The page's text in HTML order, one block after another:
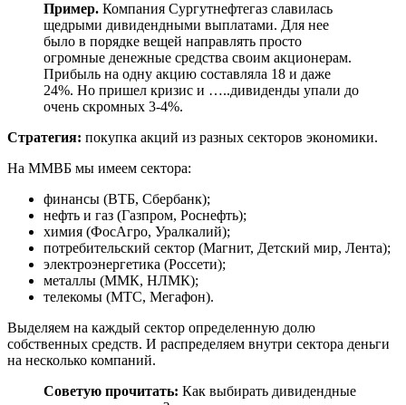
Пример. Компания Сургутнефтегаз славилась
щедрыми дивидендными выплатами. Для нее
было в порядке вещей направлять просто
огромные денежные средства своим акционерам.
Прибыль на одну акцию составляла 18 и даже
24%. Но пришел кризис и …..дивиденды упали до
очень скромных 3-4%.
Стратегия: покупка акций из разных секторов экономики.
На ММВБ мы имеем сектора:
финансы (ВТБ, Сбербанк);
нефть и газ (Газпром, Роснефть);
химия (ФосАгро, Уралкалий);
потребительский сектор (Магнит, Детский мир, Лента);
электроэнергетика (Россети);
металлы (ММК, НЛМК);
телекомы (МТС, Мегафон).
Выделяем на каждый сектор определенную долю
собственных средств. И распределяем внутри сектора деньги
на несколько компаний.
Советую прочитать: Как выбирать дивидендные